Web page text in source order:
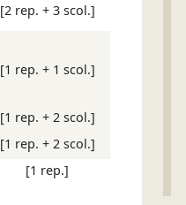
[2 rep. + 3 scol.]
[1 rep. + 1 scol.]
[1 rep. + 2 scol.]
[1 rep. + 2 scol.]
[1 rep.]